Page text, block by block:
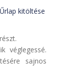
kitöltése
véglegessé.
sajnos